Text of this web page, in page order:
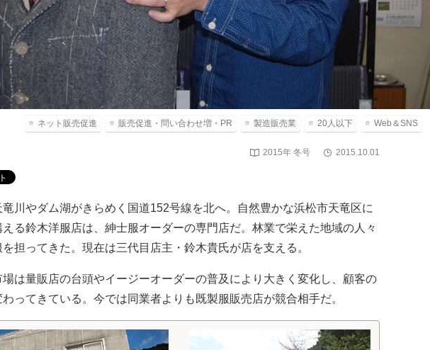
ネット販売促進 販売促進・問い合わせ増・PR 製造販売業 20人以下 Web＆SNS
2015年 冬号 2015.10.01
川やダム湖がきらめく国道152号線を北へ。自然豊かな浜松市天竜区に
える鈴木洋服店は、紳士服オーダーの専門店だ。林業で栄えた地域の人々
担ってきた。現在は三代目店主・鈴木貴氏が店を支える。
場は量販店の台頭やイージーオーダーの普及により大きく変化し、顧客の
ってきている。今では同業者よりも既製服販売店が競合相手だ。